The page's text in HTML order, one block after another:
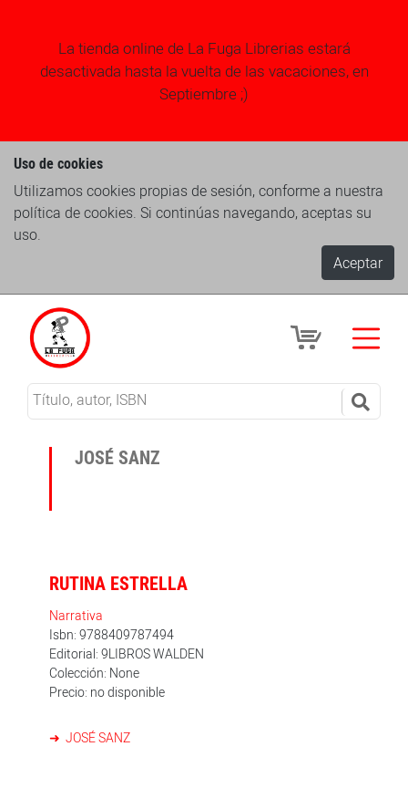
La tienda online de La Fuga Librerias estará
desactivada hasta la vuelta de las vacaciones, en
Septiembre ;)
Uso de cookies
Utilizamos cookies propias de sesión, conforme a nuestra
política de cookies. Si continúas navegando, aceptas su
uso.
Aceptar
JOSÉ SANZ
RUTINA ESTRELLA
Narrativa
Isbn: 9788409787494
Editorial: 9LIBROS WALDEN
Colección: None
Precio: no disponible
JOSÉ SANZ